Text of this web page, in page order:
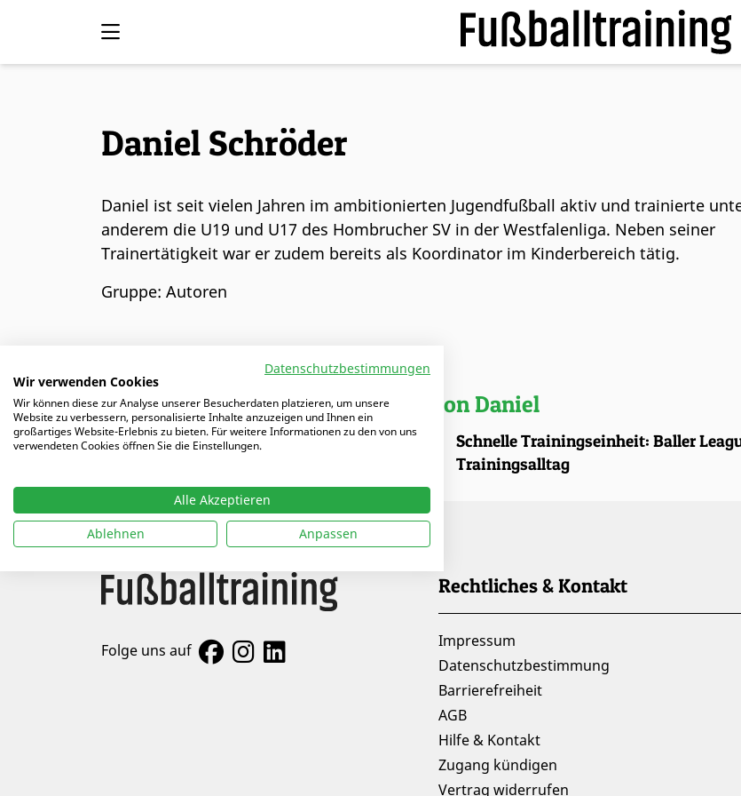
Daniel Schröder
Daniel ist seit vielen Jahren im ambitionierten Jugendfußball aktiv und trainierte
anderem die U19 und U17 des Hombrucher SV in der Westfalenliga. Neben seiner
Trainertätigkeit war er zudem bereits als Koordinator im Kinderbereich tätig.
Gruppe: Autoren
ALLE AUTOREN Artikel von Daniel
27.01.2026 |
Schnelle Trainingseinheit: Baller
Trainingsalltag
Folge uns auf
Rechtliches & Kontakt
Impressum
Datenschutzbestimmung
Barrierefreiheit
AGB
Hilfe & Kontakt
Zugang kündigen
Vertrag widerrufen
Datenschutzbestimmungen
Wir verwenden Cookies
Wir können diese zur Analyse unserer Besucherdaten platzieren, um unsere
Website zu verbessern, personalisierte Inhalte anzuzeigen und Ihnen ein
großartiges Website-Erlebnis zu bieten. Für weitere Informationen zu den von uns
verwendeten Cookies öffnen Sie die Einstellungen.
Alle Akzeptieren
Ablehnen
Anpassen